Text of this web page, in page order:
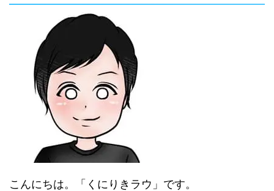
こんにちは。「くにりきラウ」です。